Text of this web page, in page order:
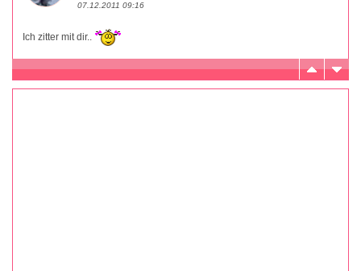
07.12.2011 09:16
Ich zitter mit dir..